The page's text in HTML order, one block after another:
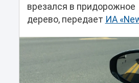
врезался в придорожное
дерево, передает ИА